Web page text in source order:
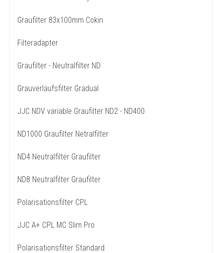
Graufilter 83x100mm Cokin
Filteradapter
Graufilter - Neutralfilter ND
Grauverlaufsfilter Gradual
JJC NDV variable Graufilter ND2 - ND400
ND1000 Graufilter Netralfilter
ND4 Neutralfilter Graufilter
ND8 Neutralfilter Graufilter
Polarisationsfilter CPL
JJC A+ CPL MC Slim Pro
Polarisationsfilter Standard